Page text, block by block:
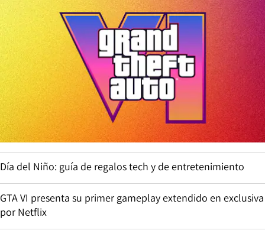
Día del Niño: guía de regalos tech y de entretenimiento
GTA VI presenta su primer gameplay extendido en exclusiva
por Netflix